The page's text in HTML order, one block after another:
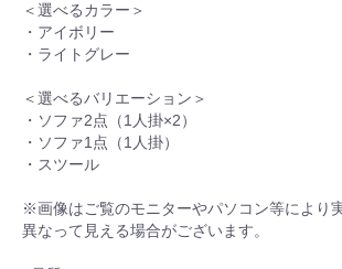
＜選べるカラー＞
・アイボリー
・ライトグレー
＜選べるバリエーション＞
・ソファ2点（1人掛×2）
・ソファ1点（1人掛）
・スツール
※画像はご覧のモニターやパソコン等により
異なって見える場合がございます。